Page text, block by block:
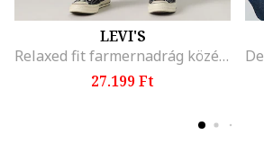
LEVI'S
Relaxed fit farmernadrág középmagas derékrésszel, Hamuszürke
27.199 Ft